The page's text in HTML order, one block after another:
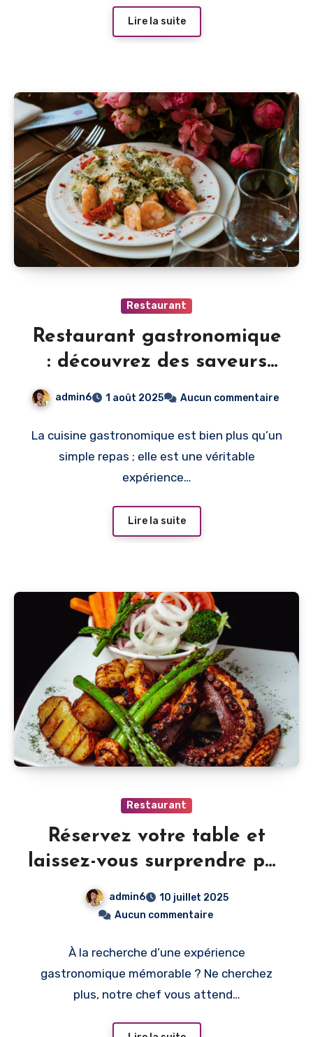
Lire la suite
Restaurant
Restaurant gastronomique
: découvrez des saveurs
admin6 1 août 2025 Aucun commentaire
La cuisine gastronomique est bien plus qu’un
simple repas ; elle est une véritable
expérience…
Lire la suite
Restaurant
Réservez votre table et
laissez-vous surprendre par
admin6
10 juillet 2025
Aucun commentaire
À la recherche d’une expérience
gastronomique mémorable ? Ne cherchez
plus, notre chef vous attend…